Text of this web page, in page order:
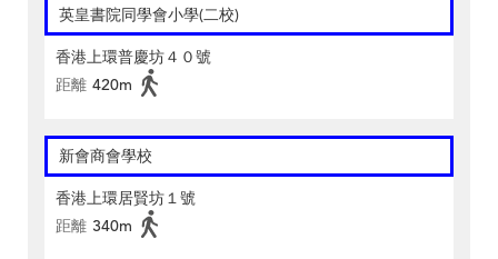
英皇書院同學會小學(二校)
香港上環普慶坊４０號
距離 420m
新會商會學校
香港上環居賢坊１號
距離 340m